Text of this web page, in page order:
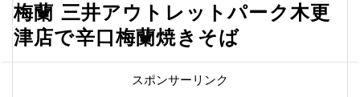
梅蘭 三井アウトレットパーク木更
津店で辛口梅蘭焼きそば
スポンサーリンク